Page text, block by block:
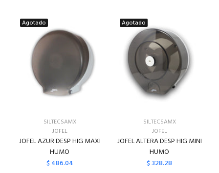
Agotado
SILTECSAMX
JOFEL
JOFEL AZUR DESP HIG MAXI
HUMO
$ 486.04
Agotado
SILTECSAMX
JOFEL
JOFEL ALTERA DESP HIG MINI
HUMO
$ 328.28